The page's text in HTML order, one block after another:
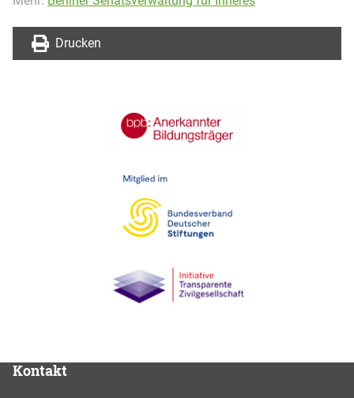
Drucken
Kontakt